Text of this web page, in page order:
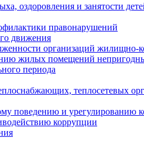
оздоровления и занятости
правонарушений
движения
организаций жилищно-
жилых помещений
периода
теплосетевых
поведению и урегулированию
коррупции